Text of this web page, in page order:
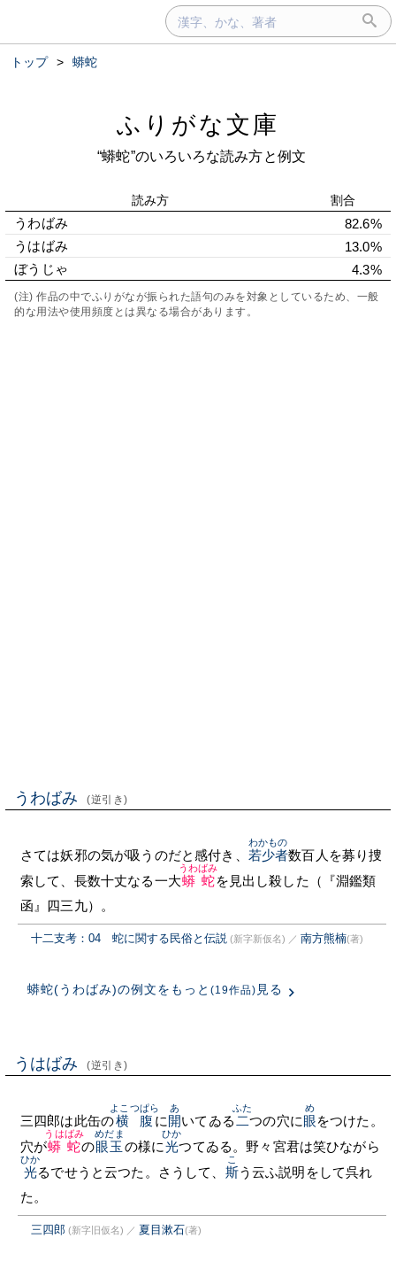
トップ > 蟒蛇
ふりがな文庫
“蟒蛇”のいろいろな読み方と例文
読み方 割合
うわばみ
82.6%
うはばみ
13.0%
ぼうじゃ
4.3%
(注) 作品の中でふりがなが振られた語句のみを対象としているため、一般
的な用法や使用頻度とは異なる場合があります。
うわばみ (逆引き)
さては妖邪の気が吸うのだと感付き、 若少者
わかもの
数百人を募り捜
索して、長数十丈なる一大蟒蛇
うわばみ
を見出し殺した（『淵鑑類
函』四三九）。
十二支考：04 蛇に関する民俗と伝説 (新字新仮名) ／ 南方熊楠(著)
蟒蛇(うわばみ)の例文をもっと (19作品) 見る
うはばみ (逆引き)
三四郎は此缶の横腹
よこつぱら
に開
あ
いてゐる 二
ふた
つの穴に眼
め
をつけた。
穴が蟒蛇
うはばみ
の眼玉
めだま
の様に光
ひか
つてゐる。野々宮君は笑ひながら
光
ひか
るでせうと云つた。さうして、 斯
こ
う云ふ説明をして呉れ
た。
三四郎 (新字旧仮名) ／ 夏目漱石(著)